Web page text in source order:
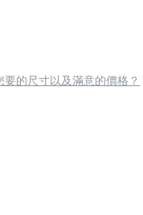
要的尺寸以及滿意的價格？